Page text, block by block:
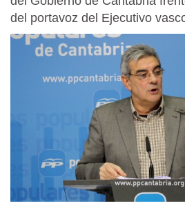
del portavoz del Ejecutivo